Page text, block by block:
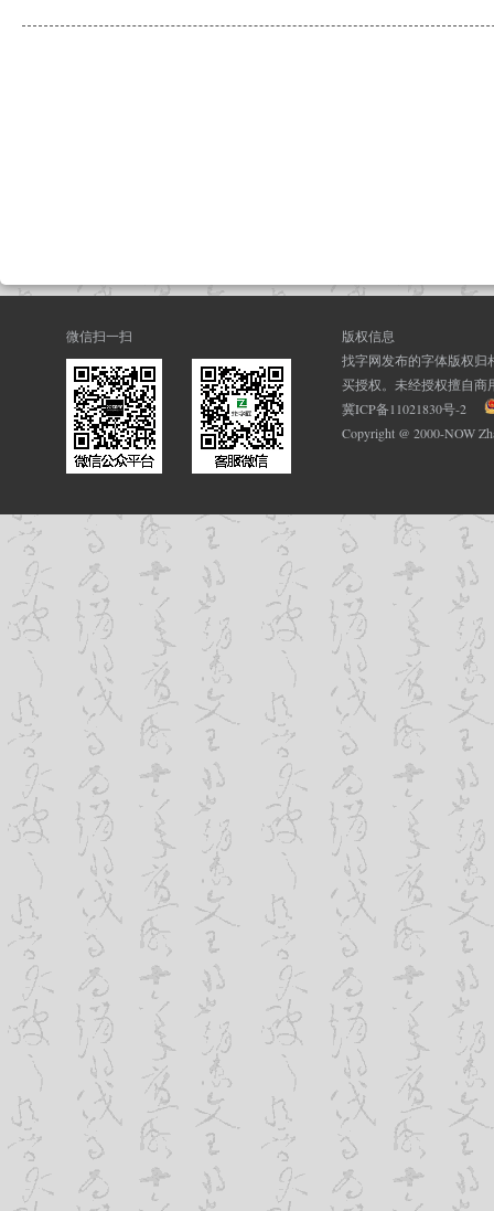
微信扫一扫
版权信息
找字网发布的字体版权归
买授权。未经授权擅自商
冀ICP备11021830号-2
Copyright @ 2000-NOW